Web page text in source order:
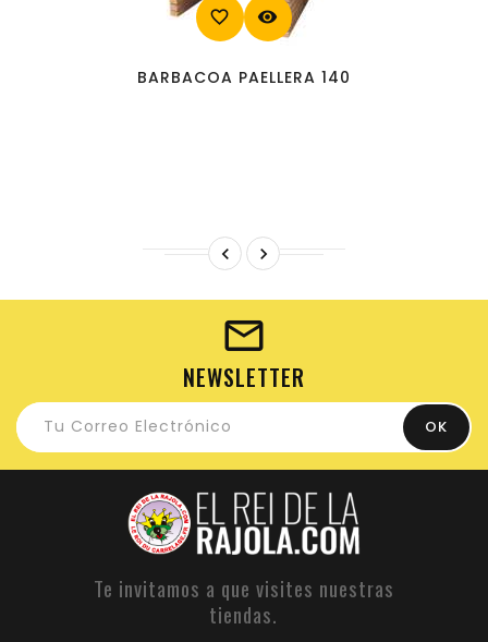
favorite_border visibility
BARBACOA PAELLERA 140
 
NEWSLETTER
Te invitamos a que visites nuestras
tiendas.